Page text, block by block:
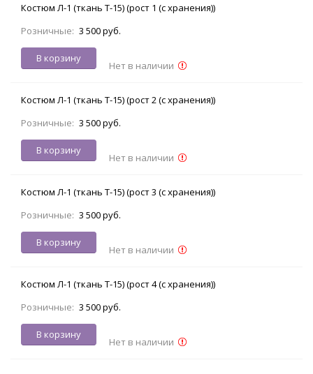
Костюм Л-1 (ткань Т-15) (рост 1 (с хранения))
Розничные: 3 500 руб.
В корзину
Нет в наличии
Костюм Л-1 (ткань Т-15) (рост 2 (с хранения))
Розничные: 3 500 руб.
В корзину
Нет в наличии
Костюм Л-1 (ткань Т-15) (рост 3 (с хранения))
Розничные: 3 500 руб.
В корзину
Нет в наличии
Костюм Л-1 (ткань Т-15) (рост 4 (с хранения))
Розничные: 3 500 руб.
В корзину
Нет в наличии